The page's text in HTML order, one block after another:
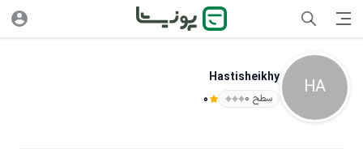
HA
Hastisheikhy
سطح ۰ 0